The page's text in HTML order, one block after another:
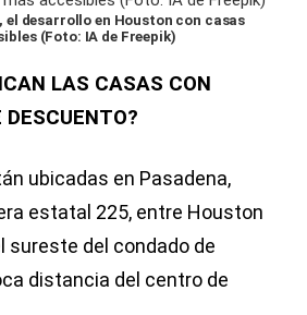
el desarrollo en Houston con casas
(Foto: IA de Freepik)
LAS CASAS CON
ubicadas en Pasadena,
estatal 225, entre Houston
sureste del condado de
distancia del centro de